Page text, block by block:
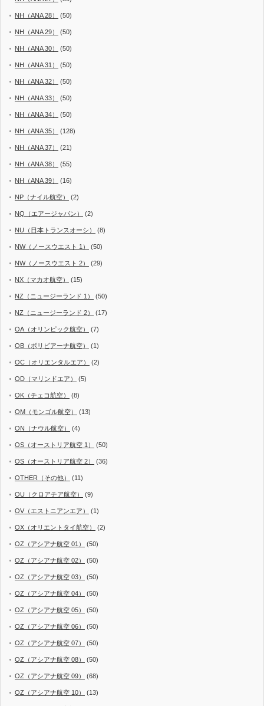
NH（ANA 28） (50)
NH（ANA 29） (50)
NH（ANA 30） (50)
NH（ANA 31） (50)
NH（ANA 32） (50)
NH（ANA 33） (50)
NH（ANA 34） (50)
NH（ANA 35） (128)
NH（ANA 37） (21)
NH（ANA 38） (55)
NH（ANA 39） (16)
NP（ナイル航空） (2)
NQ（エアージャパン） (2)
NU（日本トランスオーシ） (8)
NW（ノースウエスト 1） (50)
NW（ノースウエスト 2） (29)
NX（マカオ航空） (15)
NZ（ニュージーランド 1） (50)
NZ（ニュージーランド 2） (17)
OA（オリンピック航空） (7)
OB（ボリビアーナ航空） (1)
OC（オリエンタルエア） (2)
OD（マリンドエア） (5)
OK（チェコ航空） (8)
OM（モンゴル航空） (13)
ON（ナウル航空） (4)
OS（オーストリア航空 1） (50)
OS（オーストリア航空 2） (36)
OTHER（その他） (11)
OU（クロアチア航空） (9)
OV（エストニアンエア） (1)
OX（オリエントタイ航空） (2)
OZ（アシアナ航空 01） (50)
OZ（アシアナ航空 02） (50)
OZ（アシアナ航空 03） (50)
OZ（アシアナ航空 04） (50)
OZ（アシアナ航空 05） (50)
OZ（アシアナ航空 06） (50)
OZ（アシアナ航空 07） (50)
OZ（アシアナ航空 08） (50)
OZ（アシアナ航空 09） (68)
OZ（アシアナ航空 10） (13)